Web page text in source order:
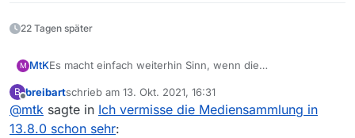
22 Tagen später
M MtKEs macht einfach weiterhin Sinn, wenn die
weil man damit schnell nachsehen kann, ob es wirklich ein
neuer Film oder nur eine “neue” Wiederholung ist.
Vielleicht stimmen mir ja viele zu und die letzte Version
B
Offline
breibartschrieb am 13. Okt. 2021, 16:31
zuletzt editiert von
@mtk sagte in Ich vermisse die Mediensammlung in
13.8.0 schon sehr: